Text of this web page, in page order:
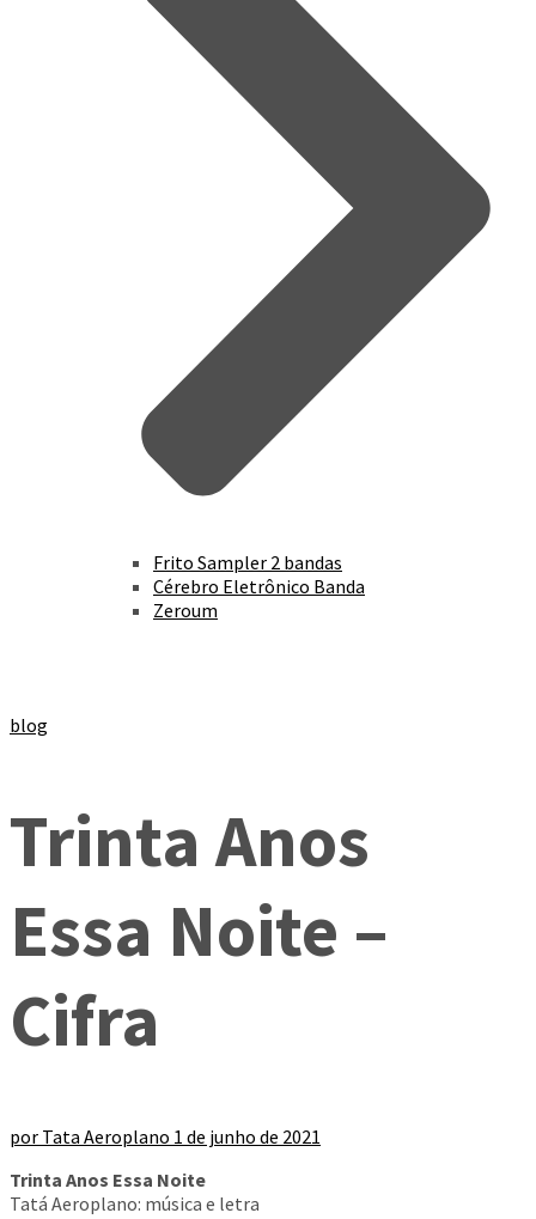
Frito Sampler 2 bandas
Cérebro Eletrônico Banda
Zeroum
blog
Trinta Anos
Essa Noite –
Cifra
por Tata Aeroplano 1 de junho de 2021
Trinta Anos Essa Noite
Tatá Aeroplano: música e letra